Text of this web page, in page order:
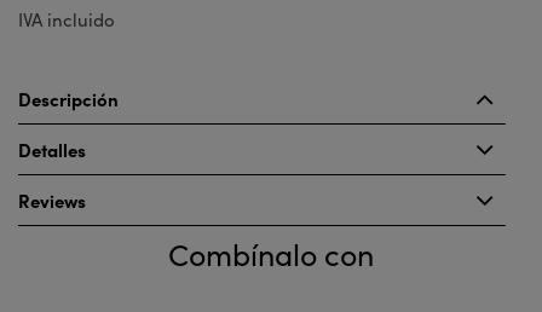
IVA incluido
Descripción
Detalles
Reviews
Combínalo con